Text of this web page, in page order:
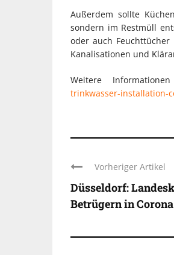
Außerdem sollte
sondern im Restmüll
oder auch
Kanalisationen und
Weitere
trinkwasser-installation-
Vorheriger Artikel
Düsseldorf:
Betrügern in